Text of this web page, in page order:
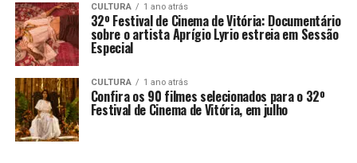
CULTURA 1 ano atrás
32º Festival de Cinema de Vitória: Documentário
sobre o artista Aprígio Lyrio estreia em Sessão
Especial
CULTURA 1 ano atrás
Confira os 90 filmes selecionados para o 32º
Festival de Cinema de Vitória, em julho